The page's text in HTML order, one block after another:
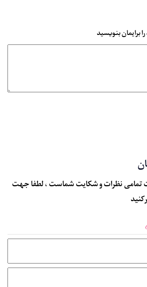
برایمان بنویسید
تمامی نظرات و شکایت شماست ، لطفا جهت
کنید